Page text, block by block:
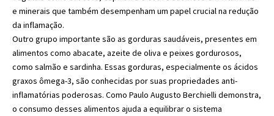
e minerais que também desempenham um papel crucial na redução
da inflamação.
Outro grupo importante são as gorduras saudáveis, presentes em
alimentos como abacate, azeite de oliva e peixes gordurosos,
como salmão e sardinha. Essas gorduras, especialmente os ácidos
graxos ômega-3, são conhecidas por suas propriedades anti-
inflamatórias poderosas. Como Paulo Augusto Berchielli demonstra,
o consumo desses alimentos ajuda a equilibrar o sistema